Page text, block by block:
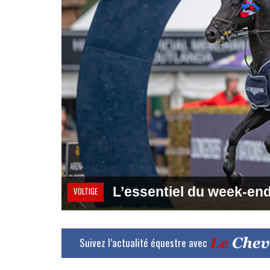
VOLTIGE L’essentiel du week-
Suivez l’actualité équestre avec